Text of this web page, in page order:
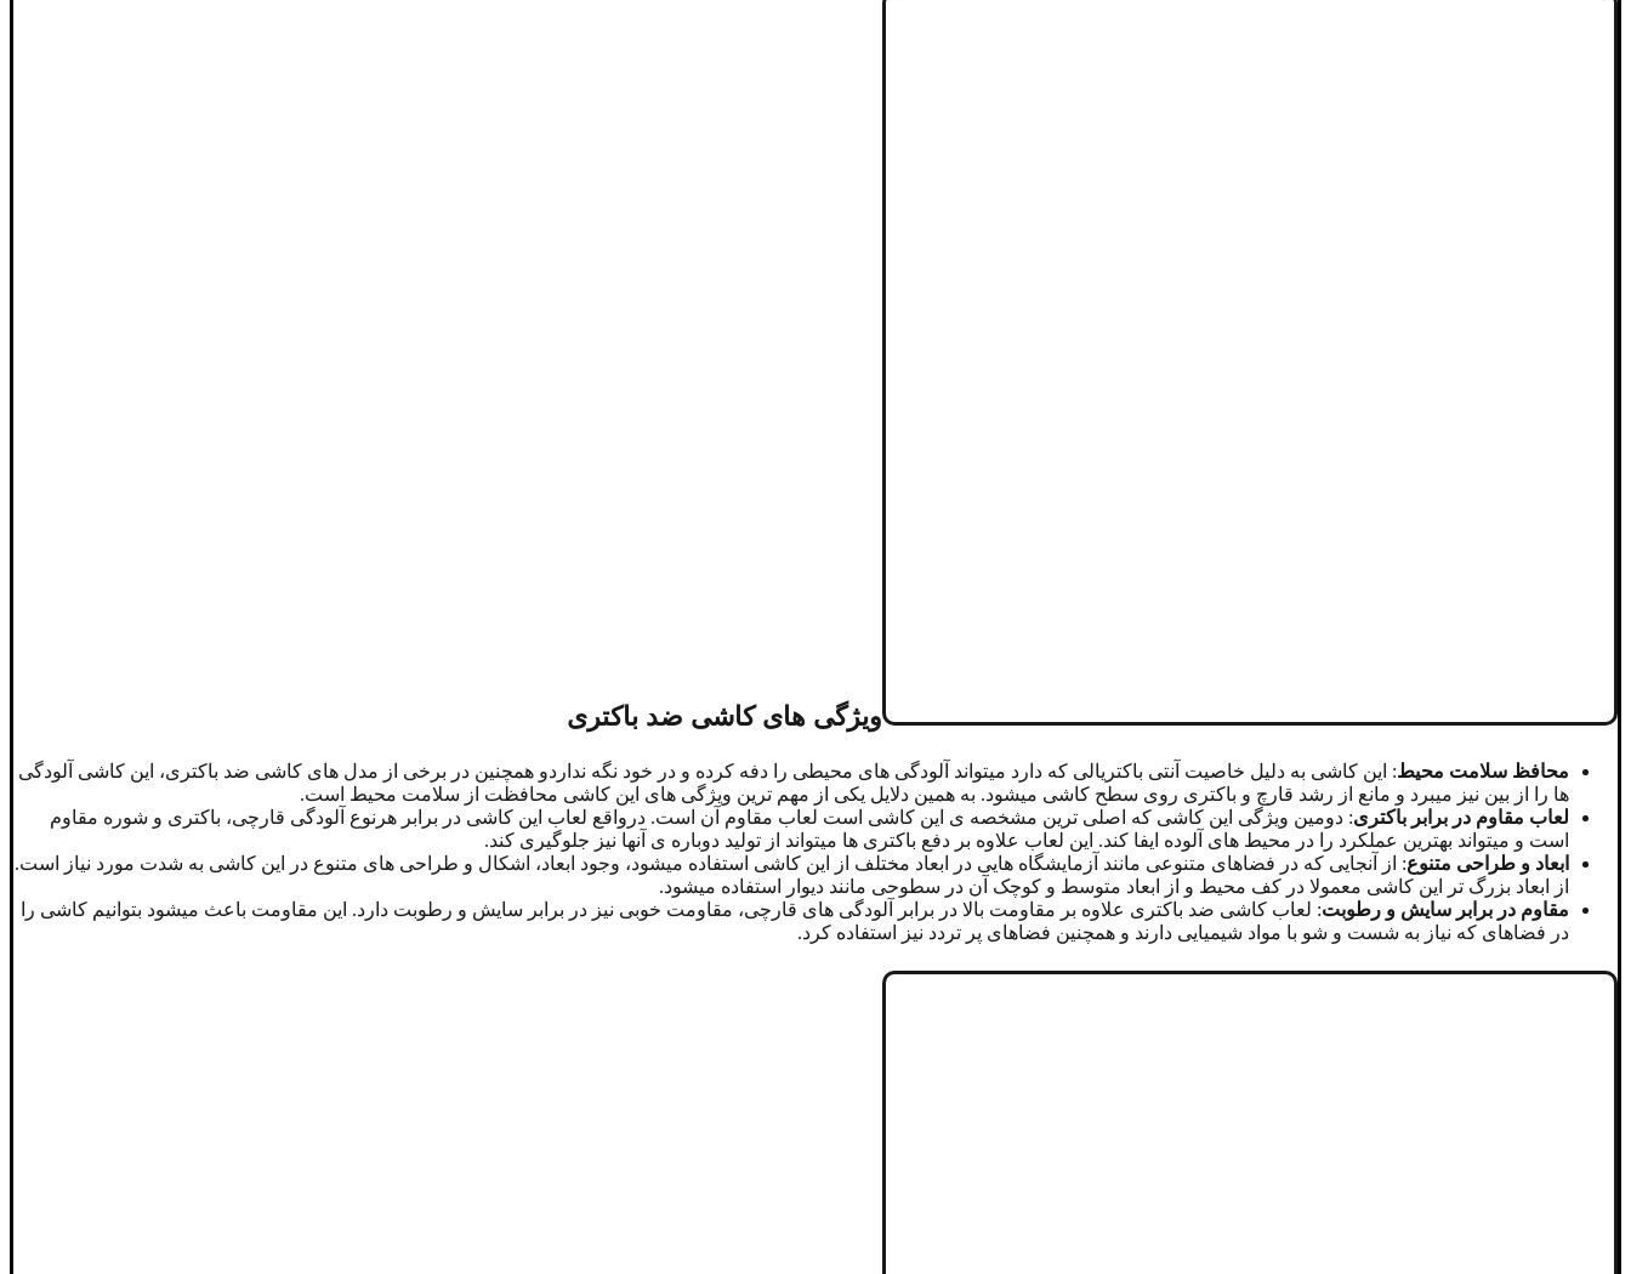
ویژگی های کاشی ضد باکتری
محافظ سلامت محیط: این کاشی به دلیل خاصیت آنتی باکتریالی که دارد میتواند آلودگی های محیطی را دفه کرده و در خود نگه نداردو همچنین در برخی از مدل های کاشی ضد باکتری، این کاشی آلودگی
ها را از بین نیز میبرد و مانع از رشد قارچ و باکتری روی سطح کاشی میشود. به همین دلایل یکی از مهم ترین ویژگی های این کاشی محافظت از سلامت محیط است.
لعاب مقاوم در برابر باکتری: دومین ویژگی این کاشی که اصلی ترین مشخصه ی این کاشی است لعاب مقاوم آن است. درواقع لعاب این کاشی در برابر هرنوع آلودگی قارچی، باکتری و شوره مقاوم
است و میتواند بهترین عملکرد را در محیط های آلوده ایفا کند. این لعاب علاوه بر دفع باکتری ها میتواند از تولید دوباره ی آنها نیز جلوگیری کند.
ابعاد و طراحی متنوع: از آنجایی که در فضاهای متنوعی مانند آزمایشگاه هایی در ابعاد مختلف از این کاشی استفاده میشود، وجود ابعاد، اشکال و طراحی های متنوع در این کاشی به شدت مورد نیاز است.
از ابعاد بزرگ تر این کاشی معمولا در کف محیط و از ابعاد متوسط و کوچک آن در سطوحی مانند دیوار استفاده میشود.
مقاوم در برابر سایش و رطوبت: لعاب کاشی ضد باکتری علاوه بر مقاومت بالا در برابر آلودگی های قارچی، مقاومت خوبی نیز در برابر سایش و رطوبت دارد. این مقاومت باعث میشود بتوانیم کاشی را
در فضاهای که نیاز به شست و شو با مواد شیمیایی دارند و همچنین فضاهای پر تردد نیز استفاده کرد.